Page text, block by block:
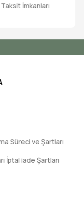
İmkanları
Süreci ve Şartları
İptal iade Şartları